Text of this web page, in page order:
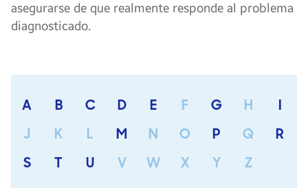
asegurarse de que realmente responde al problema
diagnosticado.
A B C D E F G H
I
J
K L M N O P Q
R
S
T U V W X Y Z